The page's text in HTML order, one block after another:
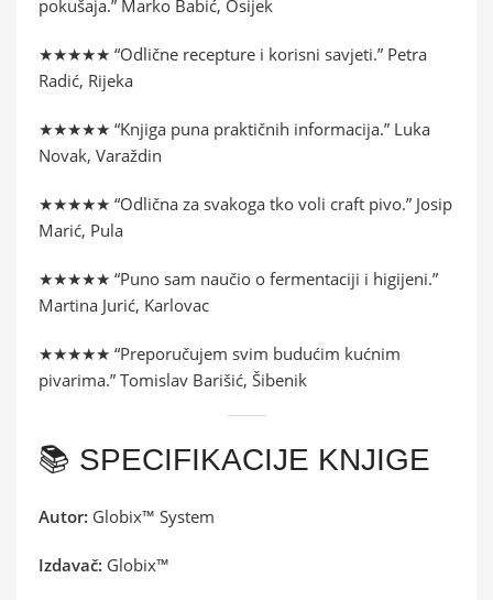
pokušaja.” Marko Babić, Osijek
★★★★★ “Odlične recepture i korisni savjeti.” Petra
Radić, Rijeka
★★★★★ “Knjiga puna praktičnih informacija.” Luka
Novak, Varaždin
★★★★★ “Odlična za svakoga tko voli craft pivo.” Josip
Marić, Pula
★★★★★ “Puno sam naučio o fermentaciji i higijeni.”
Martina Jurić, Karlovac
★★★★★ “Preporučujem svim budućim kućnim
pivarima.” Tomislav Barišić, Šibenik
📚 SPECIFIKACIJE KNJIGE
Autor: Globix™ System
Izdavač: Globix™